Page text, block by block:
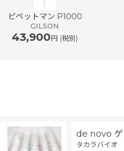
ピペットマン P1000
GILSON
43,900円 (税別)
de novo ゲ
タカラバイオ